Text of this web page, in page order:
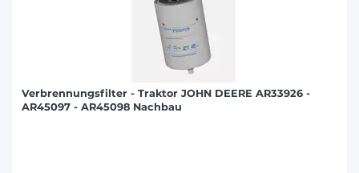
Verbrennungsfilter - Traktor JOHN DEERE AR33926 -
AR45097 - AR45098 Nachbau